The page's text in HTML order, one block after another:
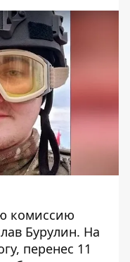
комиссию
Бурулин. На
перенес 11